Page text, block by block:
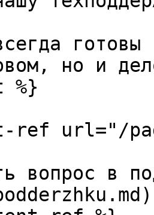
но и
%}
ref url="/
вопрос в